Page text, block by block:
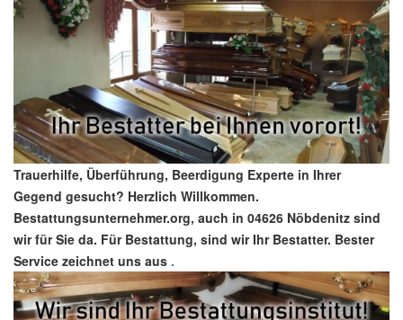
Trauerhilfe, Überführung, Beerdigung Experte in Ihrer
Gegend gesucht? Herzlich Willkommen.
Bestattungsunternehmer.org, auch in 04626 Nöbdenitz sind
wir für Sie da. Für Bestattung, sind wir Ihr Bestatter. Bester
Service zeichnet uns aus .